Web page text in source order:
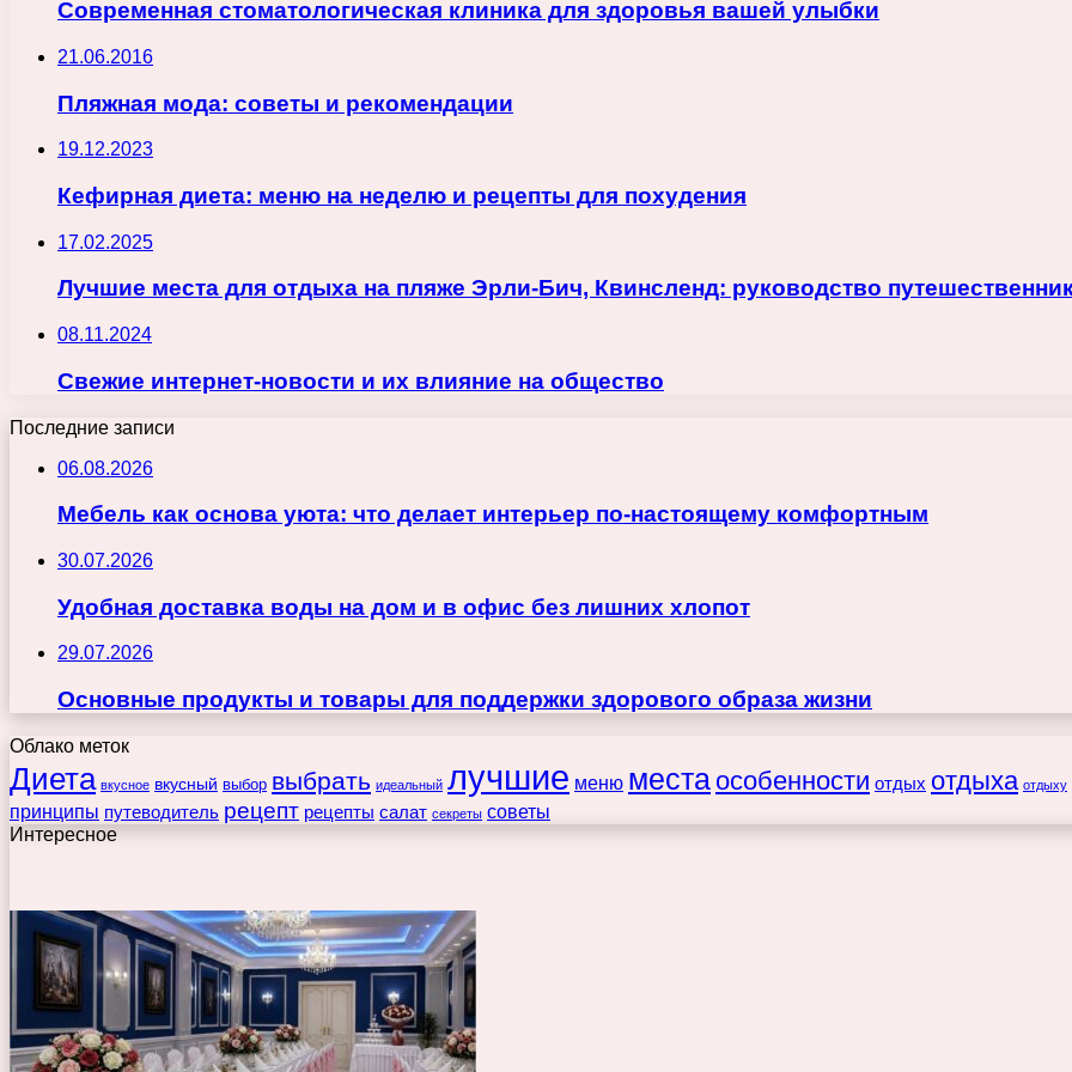
Современная стоматологическая клиника для здоровья вашей улыбки
21.06.2016
Пляжная мода: советы и рекомендации
19.12.2023
Кефирная диета: меню на неделю и рецепты для похудения
17.02.2025
Лучшие места для отдыха на пляже Эрли-Бич, Квинсленд: руководство
08.11.2024
Свежие интернет-новости и их влияние на общество
Последние записи
06.08.2026
Мебель как основа уюта: что делает интерьер по-настоящему комфортным
30.07.2026
Удобная доставка воды на дом и в офис без лишних хлопот
29.07.2026
Основные продукты и товары для поддержки здорового образа жизни
Облако меток
Диета вкусное вкусный выбор выбрать идеальный лучшие меню места особенности отдых отдыха отдыху
принципы путеводитель рецепт рецепты салат секреты советы
Интересное